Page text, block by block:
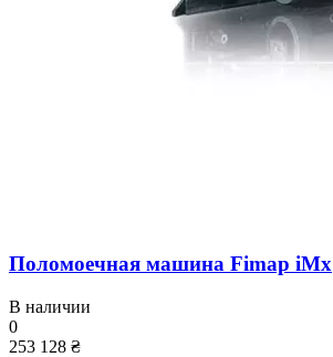
Поломоечная машина Fimap iMx
В наличии
0
253 128 ₴